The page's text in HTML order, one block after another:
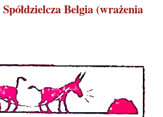
Spółdzielcza Belgia (wrażenia